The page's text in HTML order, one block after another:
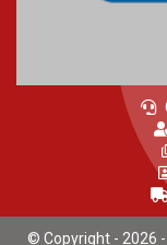
© Copyright - 2026